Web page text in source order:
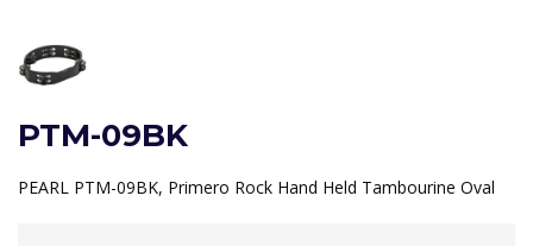
PTM-09BK
PEARL PTM-09BK, Primero Rock Hand Held Tambourine Oval